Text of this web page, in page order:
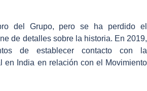
del Grupo, pero se ha perdido el
de detalles sobre la historia. En 2019,
de establecer contacto con la
en India en relación con el Movimiento